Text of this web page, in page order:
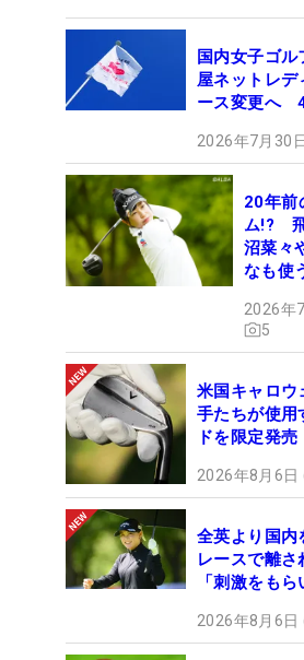
国内女子ゴ
屋ネットレデ
ース変更へ
2026年7月30
20年前
ム!? 飛
沼菜々
なも使
ギア”】
2026年
5
米国キャロウ
手たちが使用
ドを限定発売
2026年8月6日
全英より国
レースで離
「刺激をもら
2026年8月6日